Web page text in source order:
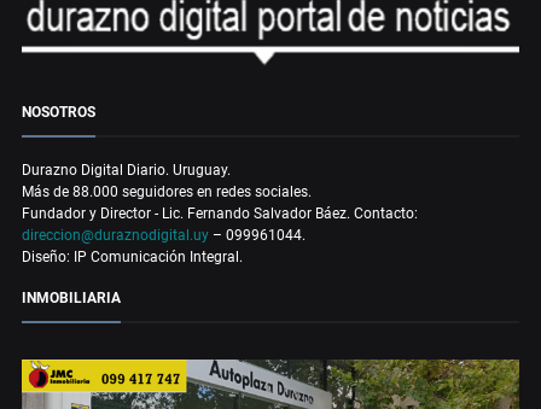
NOSOTROS
Durazno Digital Diario. Uruguay.
Más de 88.000 seguidores en redes sociales.
Fundador y Director - Lic. Fernando Salvador Báez. Contacto:
direccion@duraznodigital.uy – 099961044.
Diseño: IP Comunicación Integral.
INMOBILIARIA